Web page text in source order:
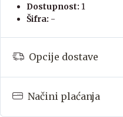
Dostupnost: 1
Šifra: -
Opcije dostave
Načini plaćanja